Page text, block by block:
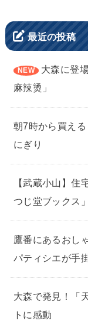
最近の投稿
大森に登
麻辣烫」
朝7時から買え
にぎり
【武蔵小山】住
つじ堂ブックス」
鷹番にあるおし
パティシエが手
大森で発見！「
トに感動